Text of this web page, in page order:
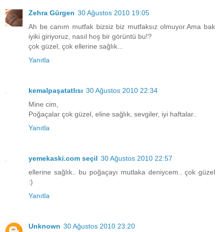
Zehra Gürgen 30 Ağustos 2010 19:05
Ah be canım mutfak bizsiz biz mutfaksız olmuyor.Ama bak
iyiki giriyoruz, nasıl hoş bir görüntü bu!?
çok güzel, çok ellerine sağlık...
Yanıtla
kemalpaşatatlısı 30 Ağustos 2010 22:34
Mine cim,
Poğaçalar çok güzel, eline sağlık, sevgiler, iyi haftalar..
Yanıtla
yemekaski.com seçil 30 Ağustos 2010 22:57
ellerine sağlık.. bu poğaçayı mutlaka deniycem.. çok güzel
:)
Yanıtla
Unknown 30 Ağustos 2010 23:20